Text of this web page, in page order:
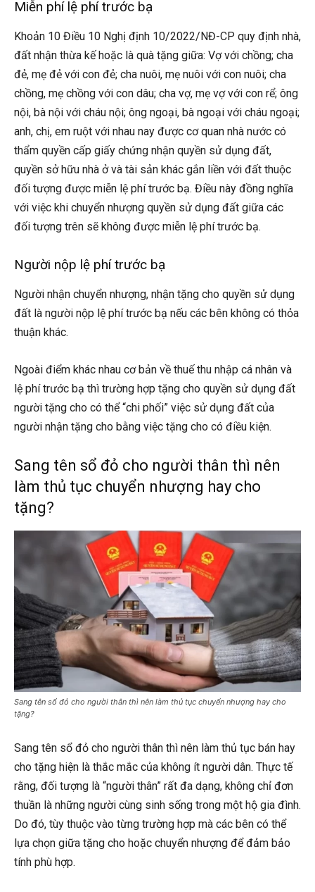
Miễn phí lệ phí trước bạ
Khoản 10 Điều 10 Nghị định 10/2022/NĐ-CP quy định nhà,
đất nhận thừa kế hoặc là quà tặng giữa: Vợ với chồng; cha
đẻ, mẹ đẻ với con đẻ; cha nuôi, mẹ nuôi với con nuôi; cha
chồng, mẹ chồng với con dâu; cha vợ, mẹ vợ với con rể; ông
nội, bà nội với cháu nội; ông ngoại, bà ngoại với cháu ngoại;
anh, chị, em ruột với nhau nay được cơ quan nhà nước có
thẩm quyền cấp giấy chứng nhận quyền sử dụng đất,
quyền sở hữu nhà ở và tài sản khác gắn liền với đất thuộc
đối tượng được miễn lệ phí trước bạ. Điều này đồng nghĩa
với việc khi chuyển nhượng quyền sử dụng đất giữa các
đối tượng trên sẽ không được miễn lệ phí trước bạ.
Người nộp lệ phí trước bạ
Người nhận chuyển nhượng, nhận tặng cho quyền sử dụng
đất là người nộp lệ phí trước bạ nếu các bên không có thỏa
thuận khác.
Ngoài điểm khác nhau cơ bản về thuế thu nhập cá nhân và
lệ phí trước bạ thì trường hợp tặng cho quyền sử dụng đất
người tặng cho có thể “chi phối” việc sử dụng đất của
người nhận tặng cho bằng việc tặng cho có điều kiện.
Sang tên sổ đỏ cho người thân thì nên
làm thủ tục chuyển nhượng hay cho
tặng?
Sang tên sổ đỏ cho người thân thì nên làm thủ tục chuyển nhượng hay cho
tặng?
Sang tên sổ đỏ cho người thân thì nên làm thủ tục bán hay
cho tặng hiện là thắc mắc của không ít người dân. Thực tế
rằng, đối tượng là “người thân” rất đa dạng, không chỉ đơn
thuần là những người cùng sinh sống trong một hộ gia đình.
Do đó, tùy thuộc vào từng trường hợp mà các bên có thể
lựa chọn giữa tặng cho hoặc chuyển nhượng để đảm bảo
tính phù hợp.